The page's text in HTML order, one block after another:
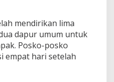
mendirikan lima
dapur umum untuk
Posko-posko
empat hari setelah